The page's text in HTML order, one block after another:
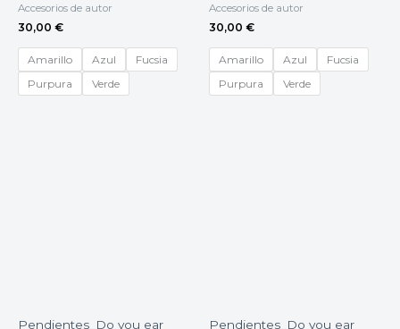
Accesorios de autor
30,00 €
Amarillo Azul
Fucsia
Purpura
Verde
Accesorios de autor
30,00 €
Amarillo Azul
Fucsia
Purpura
Verde
Pendientes_Do you ear
Pendientes_Do you ear